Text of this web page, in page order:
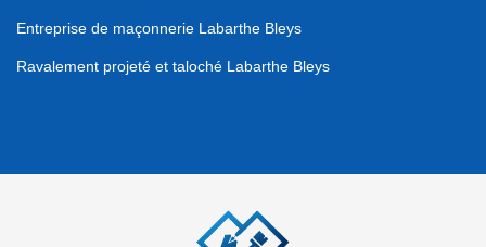
Entreprise de maçonnerie Labarthe Bleys
Ravalement projeté et taloché Labarthe Bleys